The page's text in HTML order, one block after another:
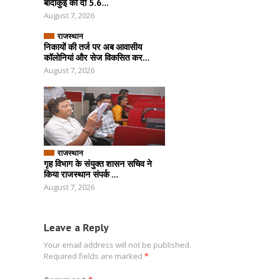
बांदीकुई को दी 5.6...
August 7, 2026
राजस्थान
निकायों की तर्ज पर अब आवासीय
कॉलोनियां और सेज विकसित कर...
August 7, 2026
राजस्थान
गृह विभाग के संयुक्त शासन सचिव ने
किया राजस्थान संपर्क ...
August 7, 2026
Leave a Reply
Your email address will not be published.
Required fields are marked *